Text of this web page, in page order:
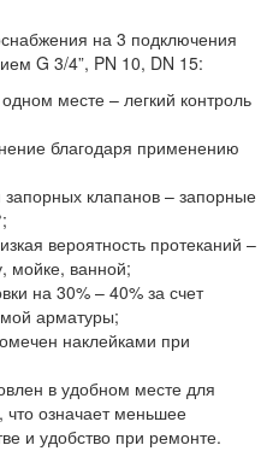
на 3 подключения
G 3/4”, PN 10, DN 15:
месте – легкий контроль
благодаря применению
клапанов – запорные
вероятность протеканий –
мойке, ванной;
на 30% – 40% за счет
арматуры;
наклейками при
в удобном месте для
что означает меньшее
и удобство при ремонте.